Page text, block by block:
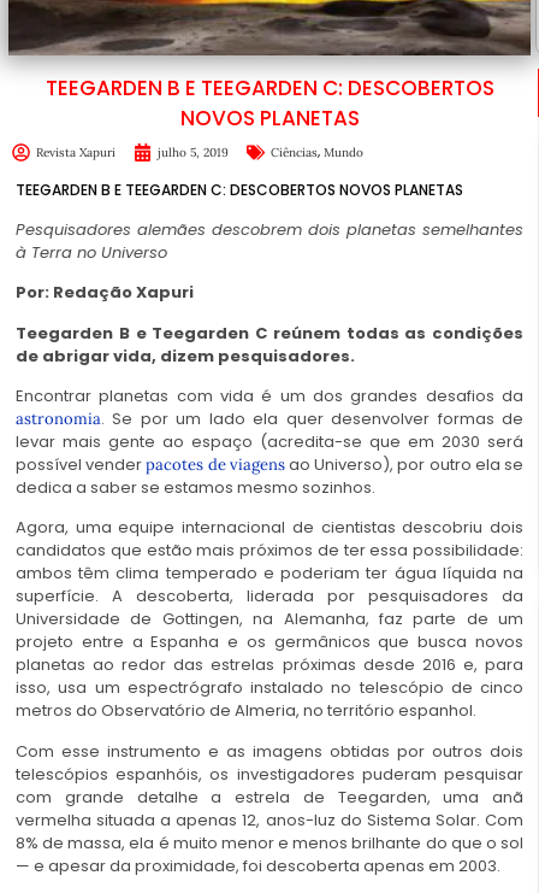
TEEGARDEN B E TEEGARDEN C: DESCOBERTOS
NOVOS PLANETAS
Revista Xapuri julho 5, 2019 Ciências, Mundo
TEEGARDEN B E TEEGARDEN C: DESCOBERTOS NOVOS PLANETAS
Pesquisadores alemães descobrem dois planetas semelhantes
à Terra no Universo
Por: Redação Xapuri
Teegarden B e Teegarden C reúnem todas as condições
de abrigar vida, dizem pesquisadores.
Encontrar planetas com vida é um dos grandes desafios da
astronomia. Se por um lado ela quer desenvolver formas de
levar mais gente ao espaço (acredita-se que em 2030 será
possível venderpacotes de viagensao Universo), por outro ela se
dedica a saber se estamos mesmo sozinhos.
Agora, uma equipe internacional de cientistas descobriu dois
candidatos que estão mais próximos de ter essa possibilidade:
ambos têm clima temperado e poderiam ter água líquida na
superfície. A descoberta, liderada por pesquisadores da
Universidade de Gottingen, na Alemanha, faz parte de um
projeto entre a Espanha e os germânicos que busca novos
planetas ao redor das estrelas próximas desde 2016 e, para
isso, usa um espectrógrafo instalado no telescópio de cinco
metros do Observatório de Almeria, no território espanhol.
Com esse instrumento e as imagens obtidas por outros dois
telescópios espanhóis, os investigadores puderam pesquisar
com grande detalhe a estrela de Teegarden, uma anã
vermelha situada a apenas 12, anos-luz do Sistema Solar. Com
8% de massa, ela é muito menor e menos brilhante do que o sol
— e apesar da proximidade, foi descoberta apenas em 2003.